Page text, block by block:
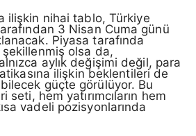
ilişkin nihai tablo, Türkiye
3 Nisan Cuma günü
Piyasa tarafında
olsa da,
aylık değişimi değil, para
ilişkin beklentileri de
güçte görülüyor. Bu
hem yatırımcıların hem
vadeli pozisyonlarında